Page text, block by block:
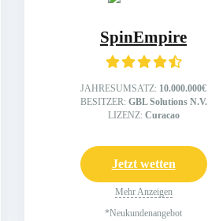
SpinEmpire
JAHRESUMSATZ: 10.000.000€
BESITZER: GBL Solutions N.V.
LIZENZ: Curacao
Jetzt wetten
Mehr Anzeigen
*Neukundenangebot